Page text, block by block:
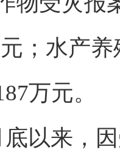
；水产
万元。
来，因